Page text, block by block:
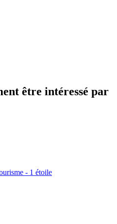
être intéressé par
- 1 étoile